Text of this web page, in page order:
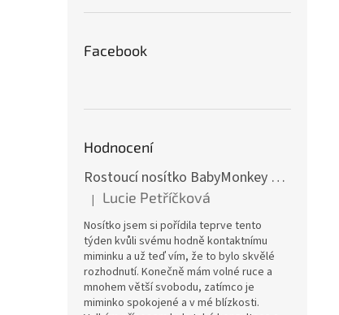
Facebook
Hodnocení
Rostoucí nosítko BabyMonkey Original Essential - khaki zelené
Hodnocení produktu je 5 z 5 hvězdiček.
| Lucie Petříčková
Nosítko jsem si pořídila teprve tento
týden kvůli svému hodně kontaktnímu
miminku a už teď vím, že to bylo skvělé
rozhodnutí. Konečně mám volné ruce a
mnohem větší svobodu, zatímco je
miminko spokojené a v mé blízkosti.